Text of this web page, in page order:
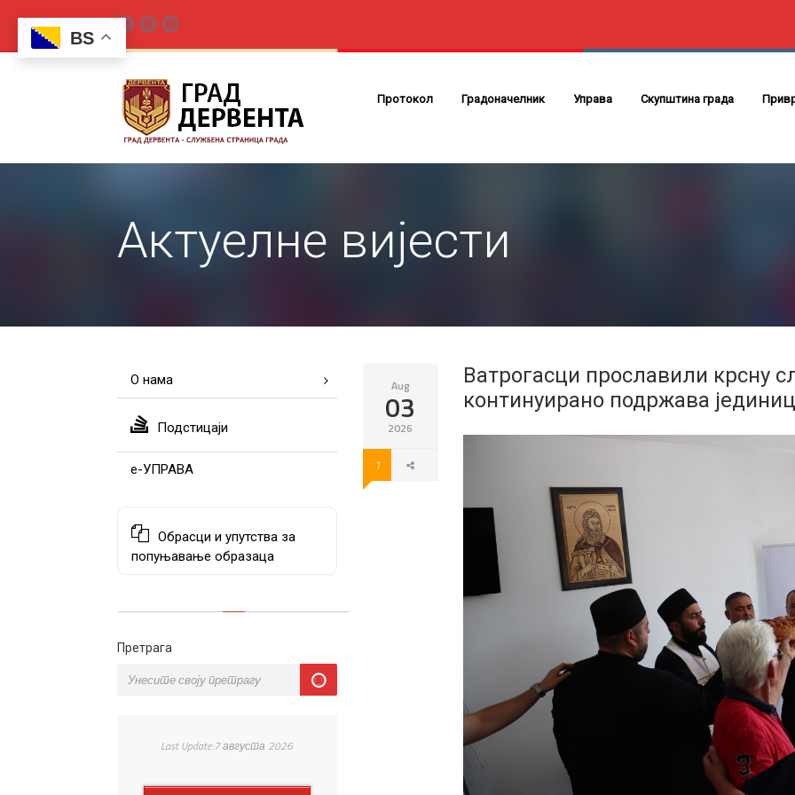
Протокол Градоначелник Управа Скупштина града
Актуелне вијести
О нама
Подстицаји
е-УПРАВА
Обрасци и упутства за
попуњавање образаца
Претрага
Last Update:7 августа 2026
Aug
03
2026
1
Ватрогасци прославили крсну
континуирано подржава
BS